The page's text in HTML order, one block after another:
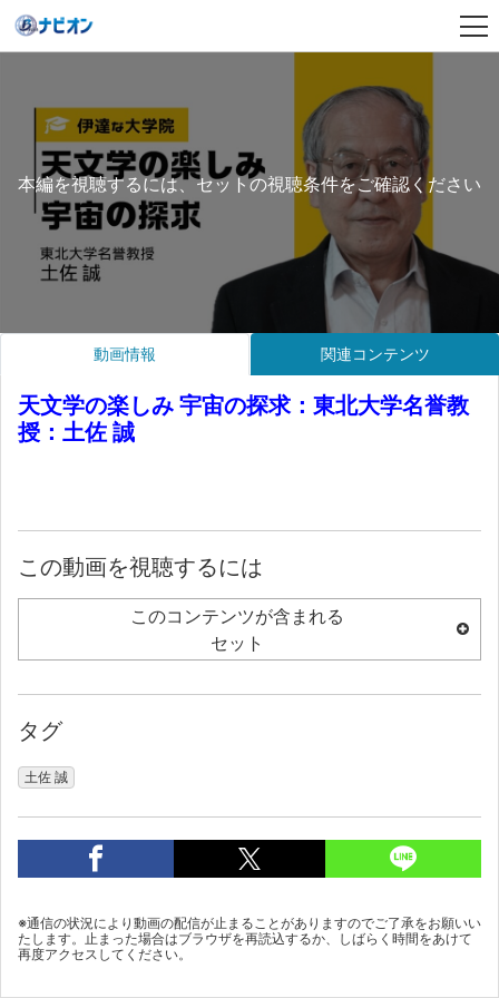
本編を視聴するには、セットの視聴条件をご確認ください
動画情報 関連コンテンツ
天文学の楽しみ 宇宙の探求：東北大学名誉教
授：土佐 誠
この動画を視聴するには
このコンテンツが含まれる
セット
タグ
土佐 誠
※通信の状況により動画の配信が止まることがありますのでご了承をお願いい
たします。止まった場合はブラウザを再読込するか、しばらく時間をあけて
再度アクセスしてください。